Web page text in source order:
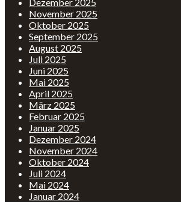
November 2025
Oktober 2025
September 2025
August 2025
Juli 2025
Juni 2025
Mai 2025
April 2025
März 2025
Februar 2025
Januar 2025
Dezember 2024
November 2024
Oktober 2024
Juli 2024
Mai 2024
Januar 2024